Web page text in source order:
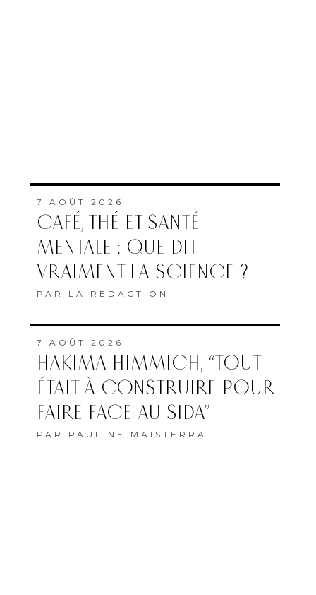
7 AOÛT 2026
CAFÉ, THÉ ET SANTÉ
MENTALE : QUE DIT
VRAIMENT LA SCIENCE ?
PAR LA RÉDACTION
7 AOÛT 2026
HAKIMA HIMMICH, “TOUT
ÉTAIT À CONSTRUIRE POUR
FAIRE FACE AU SIDA”
PAR PAULINE MAISTERRA